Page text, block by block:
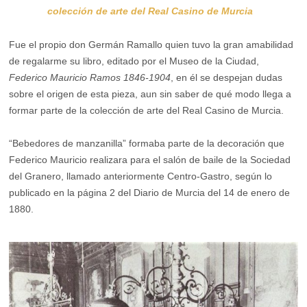
colección de arte del Real Casino de Murcia
Fue el propio don Germán Ramallo quien tuvo la gran amabilidad
de regalarme su libro, editado por el Museo de la Ciudad,
Federico Mauricio Ramos 1846-1904 , en él se despejan dudas
sobre el origen de esta pieza, aun sin saber de qué modo llega a
formar parte de la colección de arte del Real Casino de Murcia.
“Bebedores de manzanilla” formaba parte de la decoración que
Federico Mauricio realizara para el salón de baile de la Sociedad
del Granero, llamado anteriormente Centro-Gastro, según lo
publicado en la página 2 del Diario de Murcia del 14 de enero de
1880.